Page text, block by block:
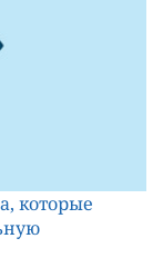
которые